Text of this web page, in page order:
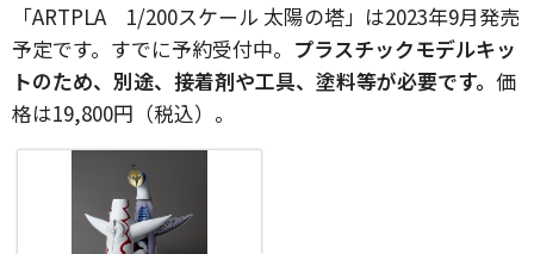
「ARTPLA 1/200スケール 太陽の塔」は2023年9月発売
予定です。すでに予約受付中。 プラスチックモデルキッ
トのため、別途、接着剤や工具、塗料等が必要です。 価
格は19,800円（税込）。